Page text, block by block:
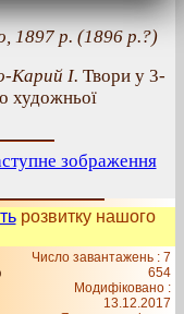
1897 р. (1896 р.?)
Карий І. Твори у 3-
художньої
зображення
розвитку нашого
Число завантажень : 7
654
Модифіковано :
13.12.2017